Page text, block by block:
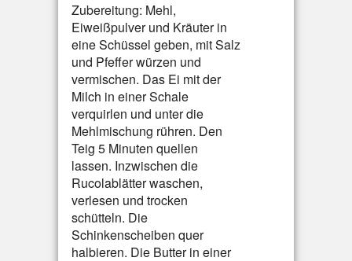
Zubereitung: Mehl,
Eiweißpulver und Kräuter in
eine Schüssel geben, mit Salz
und Pfeffer würzen und
vermischen. Das Ei mit der
Milch in einer Schale
verquirlen und unter die
Mehlmischung rühren. Den
Teig 5 Minuten quellen
lassen. Inzwischen die
Rucolablätter waschen,
verlesen und trocken
schütteln. Die
Schinkenscheiben quer
halbieren. Die Butter in einer